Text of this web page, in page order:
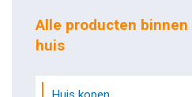
Alle producten binnen
huis